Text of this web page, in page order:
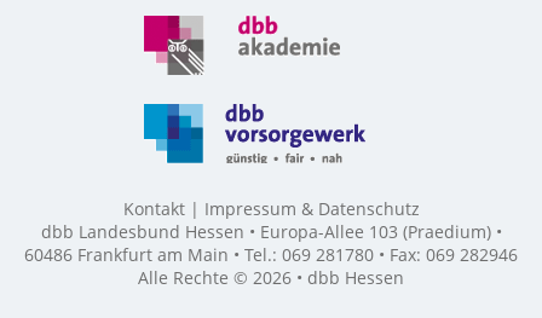
Kontakt
Impressum & Datenschutz
dbb Landesbund Hessen • Europa-Allee 103 (Praedium) •
60486 Frankfurt am Main • Tel.: 069 281780 • Fax: 069 282946
Alle Rechte © 2026 • dbb Hessen